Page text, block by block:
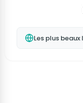
Les plus